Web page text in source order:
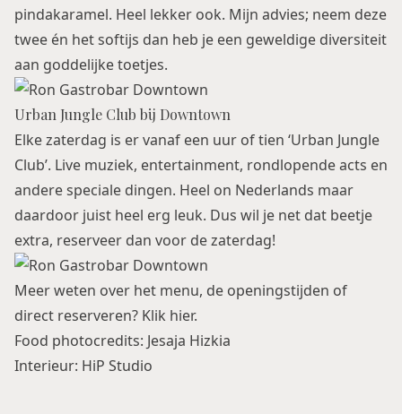
pindakaramel. Heel lekker ook. Mijn advies; neem deze
twee én het softijs dan heb je een geweldige diversiteit
aan goddelijke toetjes.
Urban Jungle Club bij Downtown
Elke zaterdag is er vanaf een uur of tien ‘Urban Jungle
Club’. Live muziek, entertainment, rondlopende acts en
andere speciale dingen. Heel on Nederlands maar
daardoor juist heel erg leuk. Dus wil je net dat beetje
extra, reserveer dan voor de zaterdag!
Meer weten over het menu, de openingstijden of
direct reserveren? Klik hier.
Food photocredits: Jesaja Hizkia
Interieur: HiP Studio